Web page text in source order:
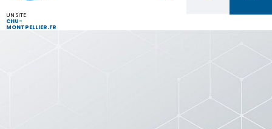
UN SITE
CHU-
MONTPELLIER.FR